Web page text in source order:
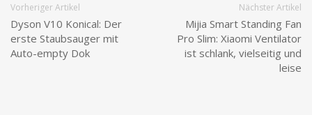
Vorheriger Artikel
Dyson V10 Konical: Der
erste Staubsauger mit
Auto-empty Dok
Nächster Artikel
Mijia Smart Standing Fan
Pro Slim: Xiaomi Ventilator
ist schlank, vielseitig und
leise